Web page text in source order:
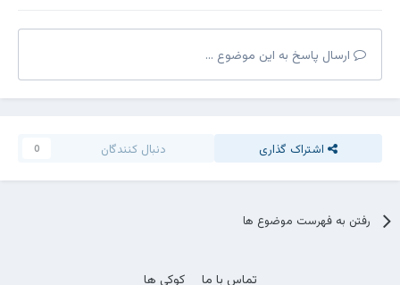
ارسال پاسخ به این موضوع ...
اشتراک گذاری دنبال کنندگان 0
رفتن به فهرست موضوع ها
تماس با ما کوکی ها